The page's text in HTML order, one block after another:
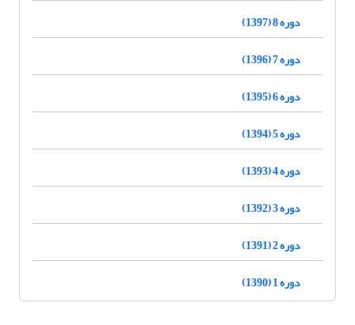
دوره 8 (1397)
دوره 7 (1396)
دوره 6 (1395)
دوره 5 (1394)
دوره 4 (1393)
دوره 3 (1392)
دوره 2 (1391)
دوره 1 (1390)